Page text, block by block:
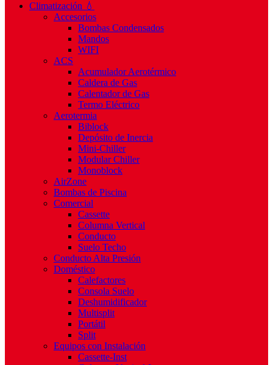
Climatización 💧
Accesorios
Bombas Condensados
Mandos
WIFI
ACS
Acumulador Aerotérmico
Caldera de Gas
Calentador de Gas
Termo Eléctrico
Aerotermia
Biblock
Depósito de Inercia
Mini-Chiller
Modular Chiller
Monoblock
AirZone
Bombas de Piscina
Comercial
Cassette
Columna Vertical
Conducto
Suelo Techo
Conducto Alta Presión
Doméstico
Calefactores
Consola Suelo
Deshumidificador
Multisplit
Portátil
Split
Equipos con Instalación
Cassette-Inst